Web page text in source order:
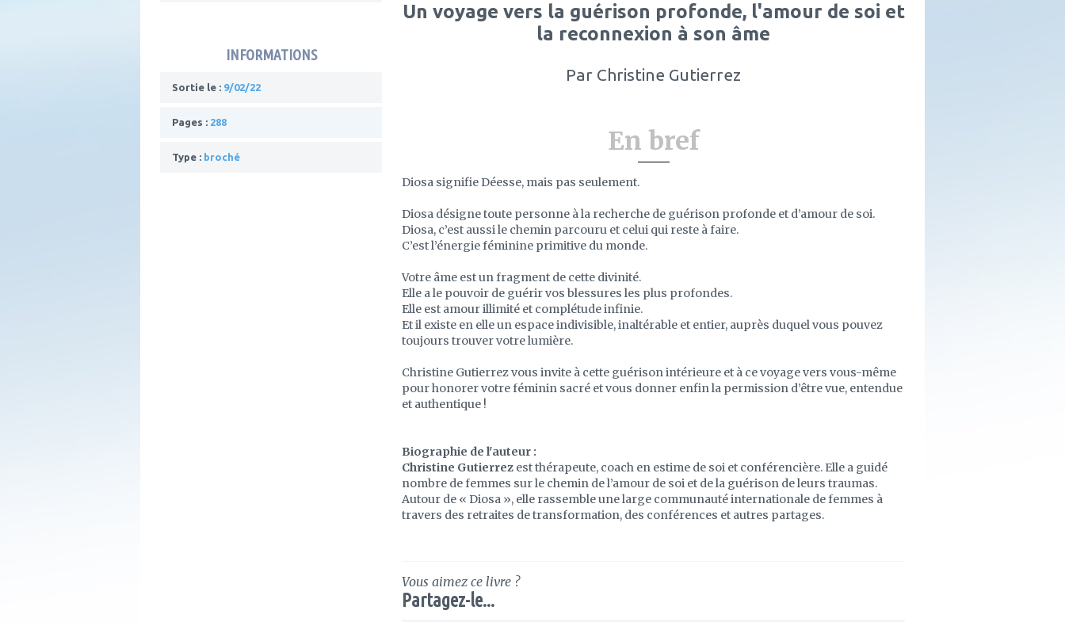
INFORMATIONS
Sortie le : 9/02/22
Pages : 288
Type : broché
Un voyage vers la guérison profonde, l'amour de soi et
la reconnexion à son âme
Par Christine Gutierrez
En bref
Diosa signifie Déesse, mais pas seulement.
Diosa désigne toute personne à la recherche de guérison profonde et d’amour de soi.
Diosa, c’est aussi le chemin parcouru et celui qui reste à faire.
C’est l’énergie féminine primitive du monde.
Votre âme est un fragment de cette divinité.
Elle a le pouvoir de guérir vos blessures les plus profondes.
Elle est amour illimité et complétude infinie.
Et il existe en elle un espace indivisible, inaltérable et entier, auprès duquel vous pouvez
toujours trouver votre lumière.
Christine Gutierrez vous invite à cette guérison intérieure et à ce voyage vers vous-même
pour honorer votre féminin sacré et vous donner enfin la permission d’être vue, entendue
et authentique !
Biographie de l'auteur :
Christine Gutierrez est thérapeute, coach en estime de soi et conférencière. Elle a guidé
nombre de femmes sur le chemin de l’amour de soi et de la guérison de leurs traumas.
Autour de « Diosa », elle rassemble une large communauté internationale de femmes à
travers des retraites de transformation, des conférences et autres partages.
Vous aimez ce livre ?
Partagez-le...